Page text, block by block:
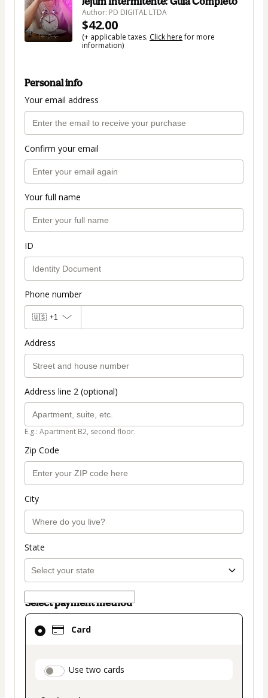
Author: PD DIGITAL LTDA
$42.00
(+ applicable taxes. Click herefor more
information)
Personal info
Your email address
Confirm your email
Your full name
ID
Phone number
🇺🇸 +1
Address
Address line 2 (optional)
E.g.: Apartment B2, second floor.
Zip Code
City
State
Select payment method
Card
payment_data.section_title_v2
Use two cards
Card
selected
method